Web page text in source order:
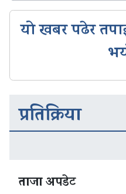
यो खबर पढेर
प्रतिक्रिया
ताजा अपडेट